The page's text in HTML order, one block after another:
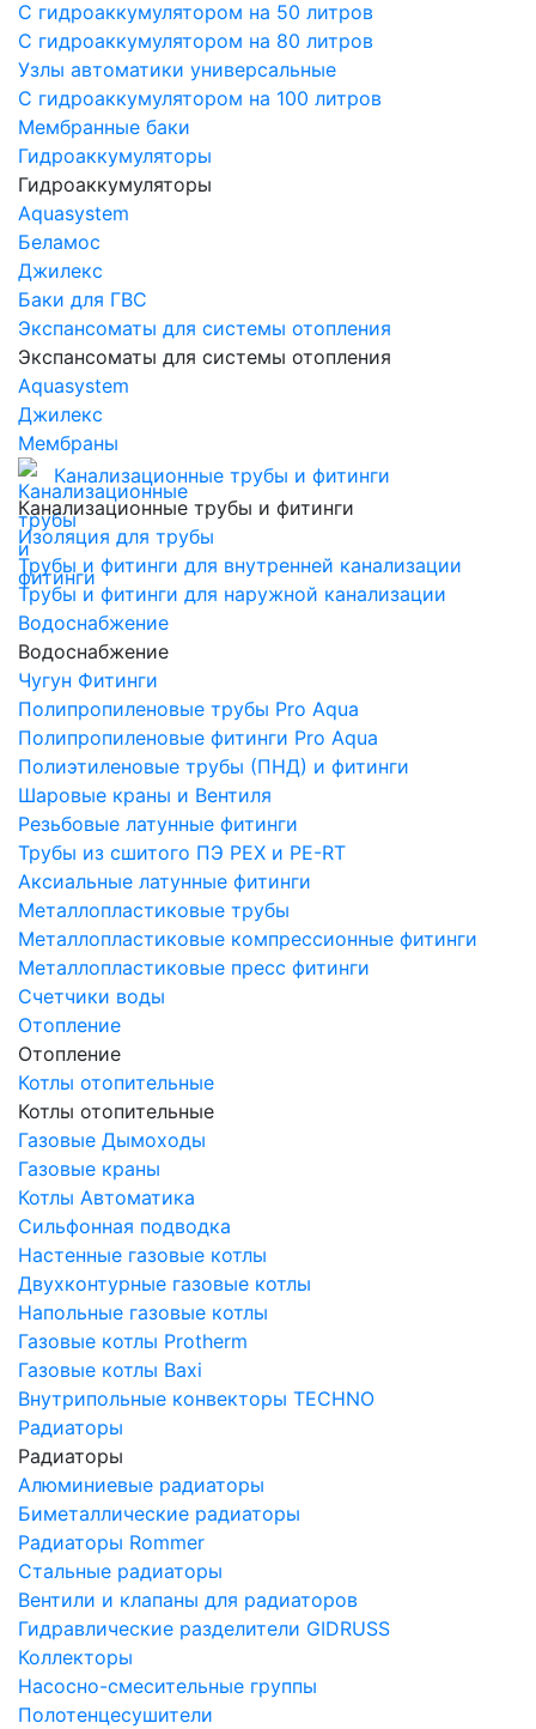
С гидроаккумулятором на 50 литров
С гидроаккумулятором на 80 литров
Узлы автоматики универсальные
С гидроаккумулятором на 100 литров
Мембранные баки
Гидроаккумуляторы
Гидроаккумуляторы
Aquasystem
Беламос
Джилекс
Баки для ГВС
Экспансоматы для системы отопления
Экспансоматы для системы отопления
Aquasystem
Джилекс
Мембраны
Канализационные трубы и фитинги
Канализационные трубы и фитинги
Изоляция для трубы
Трубы и фитинги для внутренней канализации
Трубы и фитинги для наружной канализации
Водоснабжение
Водоснабжение
Чугун Фитинги
Полипропиленовые трубы Pro Aqua
Полипропиленовые фитинги Pro Aqua
Полиэтиленовые трубы (ПНД) и фитинги
Шаровые краны и Вентиля
Резьбовые латунные фитинги
Трубы из сшитого ПЭ PEX и PE-RT
Аксиальные латунные фитинги
Металлопластиковые трубы
Металлопластиковые компрессионные фитинги
Металлопластиковые пресс фитинги
Счетчики воды
Отопление
Отопление
Котлы отопительные
Котлы отопительные
Газовые Дымоходы
Газовые краны
Котлы Автоматика
Сильфонная подводка
Настенные газовые котлы
Двухконтурные газовые котлы
Напольные газовые котлы
Газовые котлы Protherm
Газовые котлы Baxi
Внутрипольные конвекторы TECHNO
Радиаторы
Радиаторы
Алюминиевые радиаторы
Биметаллические радиаторы
Радиаторы Rommer
Стальные радиаторы
Вентили и клапаны для радиаторов
Гидравлические разделители GIDRUSS
Коллекторы
Насосно-смесительные группы
Полотенцесушители